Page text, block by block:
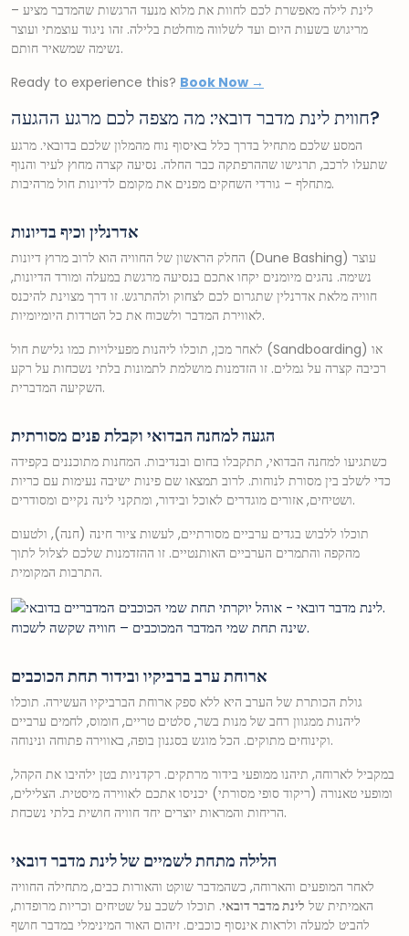
לינת לילה מאפשרת לכם לחוות את מלוא מנעד הרגשות שהמדבר מציע –
מריגוש בשעות היום ועד לשלווה מוחלטת בלילה. זהו ניגוד עוצמתי ועוצר
נשימה שמשאיר חותם.
Ready to experience this? Book Now →
חווית לינת מדבר דובאי: מה מצפה לכם מרגע ההגעה?
המסע שלכם מתחיל בדרך כלל באיסוף נוח מהמלון שלכם בדובאי. מרגע
שתעלו לרכב, תרגישו שההרפתקה כבר החלה. נסיעה קצרה מחוץ לעיר והנוף
מתחלף – גורדי השחקים מפנים את מקומם לדיונות חול מרהיבות.
אדרנלין וכיף בדיונות
החלק הראשון של החוויה הוא לרוב מרוץ דיונות (Dune Bashing) עוצר
נשימה. נהגים מיומנים יקחו אתכם בנסיעה מרגשת במעלה ומורד הדיונות,
חוויה מלאת אדרנלין שתגרום לכם לצחוק ולהתרגש. זו דרך מצוינת להיכנס
לאווירת המדבר ולשכוח את כל הטרדות היומיומיות.
לאחר מכן, תוכלו ליהנות מפעילויות כמו גלישת חול (Sandboarding) או
רכיבה קצרה על גמלים. זו הזדמנות מושלמת לתמונות בלתי נשכחות על רקע
השקיעה המדברית.
הגעה למחנה הבדואי וקבלת פנים מסורתית
כשתגיעו למחנה הבדואי, תתקבלו בחום ובנדיבות. המחנות מתוכננים בקפידה
כדי לשלב בין מסורת לנוחות. לרוב תמצאו שם פינות ישיבה נעימות עם כריות
ושטיחים, אזורים מוגדרים לאוכל ובידור, ומתקני לינה נקיים ומסודרים.
תוכלו ללבוש בגדים ערביים מסורתיים, לעשות ציור חינה (חנה), ולטעום
מהקפה והתמרים הערביים האותנטיים. זו ההזדמנות שלכם לצלול לתוך
התרבות המקומית.
שינה תחת שמי המדבר המכוכבים – חוויה שקשה לשכוח.
ארוחת ערב ברביקיו ובידור תחת הכוכבים
גולת הכותרת של הערב היא ללא ספק ארוחת הברביקיו העשירה. תוכלו
ליהנות ממגוון רחב של מנות בשר, סלטים טריים, חומוס, לחמים ערביים
וקינוחים מתוקים. הכל מוגש בסגנון בופה, באווירה פתוחה ונינוחה.
במקביל לארוחה, תיהנו ממופעי בידור מרתקים. רקדניות בטן ילהיבו את הקהל,
ומופעי טאנורה (ריקוד סופי מסורתי) יכניסו אתכם לאווירה מיסטית. הצלילים,
הריחות והמראות יוצרים יחד חוויה חושית בלתי נשכחת.
הלילה מתחת לשמיים של לינת מדבר דובאי
לאחר המופעים והארוחה, כשהמדבר שוקט והאורות כבים, מתחילה החוויה
האמיתית של לינת מדבר דובאי. תוכלו לשכב על שטיחים וכריות מרופדות,
להביט למעלה ולראות אינסוף כוכבים. זיהום האור המינימלי במדבר חושף